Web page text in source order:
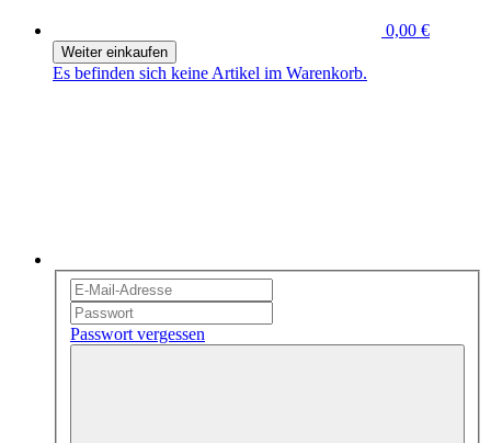
0,00 €
Weiter einkaufen
Es befinden sich keine Artikel im Warenkorb.
Passwort vergessen